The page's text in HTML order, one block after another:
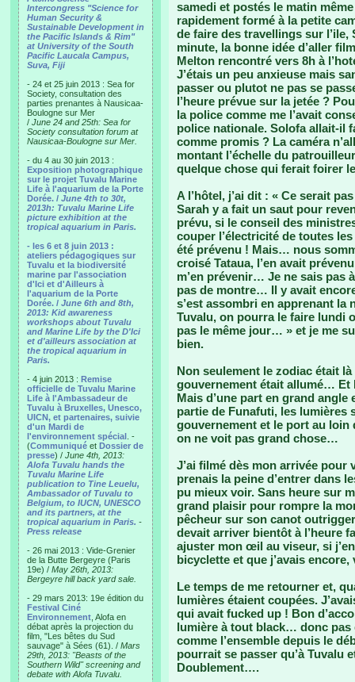
Intercongress "Science for
Human Security &
Sustainable Development in
the Pacific Islands & Rim"
at University of the South
Pacific Laucala Campus,
Suva, Fiji
- 24 et 25 juin 2013 : Sea for
Society, consultation des
parties prenantes à Nausicaa-
Boulogne sur Mer
/ June 24 and 25th: Sea for
Society consultation forum at
Nausicaa-Boulogne sur Mer.
- du 4 au 30 juin 2013 :
Exposition photographique
sur le projet Tuvalu Marine
Life à l'aquarium de la Porte
Dorée. / June 4th to 30t,
2013h: Tuvalu Marine Life
picture exhibition at the
tropical aquarium in Paris.
- les 6 et 8 juin 2013 :
ateliers pédagogiques sur
Tuvalu et la biodiversité
marine par l'association
d'Ici et d'Ailleurs à
l'aquarium de la Porte
Dorée. / June 6th and 8th,
2013: Kid awareness
workshops about Tuvalu
and Marine Life by the D'Ici
et d'ailleurs association at
the tropical aquarium in
Paris.
- 4 juin 2013 : Remise
officielle de Tuvalu Marine
Life à l'Ambassadeur de
Tuvalu à Bruxelles, Unesco,
UICN, et partenaires, suivie
d'un Mardi de
l'environnement spécial . -
(Communiqué et Dossier de
presse) / June 4th, 2013:
Alofa Tuvalu hands the
Tuvalu Marine Life
publication to Tine Leuelu,
Ambassador of Tuvalu to
Belgium, to IUCN, UNESCO
and its partners, at the
tropical aquarium in Paris. -
Press release
- 26 mai 2013 : Vide-Grenier
de la Butte Bergeyre (Paris
19e) / May 26th, 2013:
Bergeyre hill back yard sale.
- 29 mars 2013: 19e édition du
Festival Ciné
Environnement , Alofa en
débat après la projection du
film, "Les bêtes du Sud
sauvage" à Sées (61). / Mars
29th, 2013: "Beasts of the
Southern Wild" screening and
debate with Alofa Tuvalu.
samedi et postés le matin
rapidement formé à la petite
de faire des travellings sur l’ile,
minute, la bonne idée d’aller
Melton rencontré vers 8h à
J’étais un peu anxieuse mais
passer ou plutot ne pas se
l’heure prévue sur la jetée ?
la police comme me l’avait
police nationale. Solofa allait-il
comme promis ? La caméra
montant l’échelle du
quelque chose qui ferait foirer
A l’hôtel, j’ai dit : « Ce serait
Sarah y a fait un saut pour
prévu, si le conseil des
couper l’électricité de toutes
été prévenu ! Mais… nous
croisé Tataua, l’en avait
m’en prévenir… Je ne sais pas
pas de montre… Il y avait
s’est assombri en apprenant la
Tuvalu, on pourra le faire lundi
pas le même jour… » et je me
bien.
Non seulement le zodiac était
gouvernement était allumé… Et
Mais d’une part en grand
partie de Funafuti, les lumières
gouvernement et le port au loin
on ne voit pas grand chose…
J’ai filmé dès mon arrivée pour
prenais la peine d’entrer dans
pu mieux voir. Sans heure sur
grand plaisir pour rompre la
pêcheur sur son canot
devait arriver bientôt à l’heure
ajuster mon œil au viseur, si
bicyclette et que j’avais
Le temps de me retourner et,
lumières étaient coupées.
qui avait fucked up ! Bon
lumière à tout black… donc pas
comme l’ensemble depuis le
pourrait se passer qu’à Tuvalu
Doublement….